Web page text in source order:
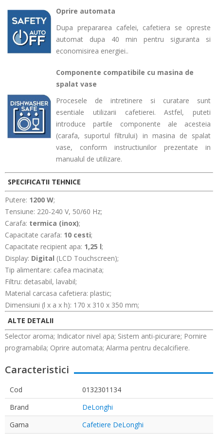
Oprire automata
Dupa prepararea cafelei, cafetiera se opreste
automat dupa 40 min pentru siguranta si
economisirea energiei..
Componente compatibile cu masina de
spalat vase
Procesele de intretinere si curatare sunt
esentiale utilizarii cafetierei. Astfel, puteti
introduce partile componente ale acesteia
(carafa, suportul filtrului) in masina de spalat
vase, conform instructiunilor prezentate in
manualul de utilizare.
SPECIFICATII TEHNICE
Putere: 1200 W;
Tensiune: 220-240 V, 50/60 Hz;
Carafa: termica (inox);
Capacitate carafa: 10 cesti;
Capacitate recipient apa: 1,25 l;
Display: Digital (LCD Touchscreen);
Tip alimentare: cafea macinata;
Filtru: detasabil, lavabil;
Material carcasa cafetiera: plastic;
Dimensiuni (l x a x h): 170 x 310 x 350 mm;
ALTE DETALII
Selector aroma; Indicator nivel apa; Sistem anti-picurare; Pornire
programabila; Oprire automata; Alarma pentru decalcifiere.
Caracteristici
Cod
0132301134
Brand
DeLonghi
Gama
Cafetiere DeLonghi